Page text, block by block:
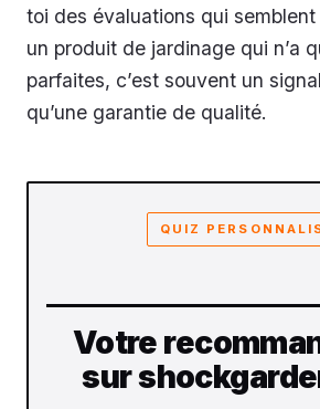
toi des évaluations qui
un produit de jardinage qui n’a
parfaites, c’est souvent un
qu’une garantie de qualité.
QUIZ
Votre
sur